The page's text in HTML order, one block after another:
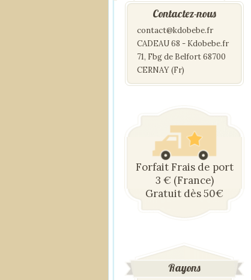
Contactez-nous
contact@kdobebe.fr
CADEAU 68 - Kdobebe.fr
71, Fbg de Belfort 68700
CERNAY (Fr)
Forfait Frais de port
3 € (France)
Gratuit dès 50€
Rayons